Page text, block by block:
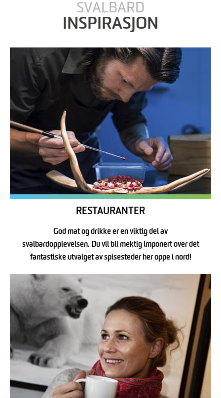
SVALBARD
INSPIRASJON
RESTAURANTER
God mat og drikke er en viktig del av
svalbardopplevelsen. Du vil bli mektig imponert over det
fantastiske utvalget av spisesteder her oppe i nord!